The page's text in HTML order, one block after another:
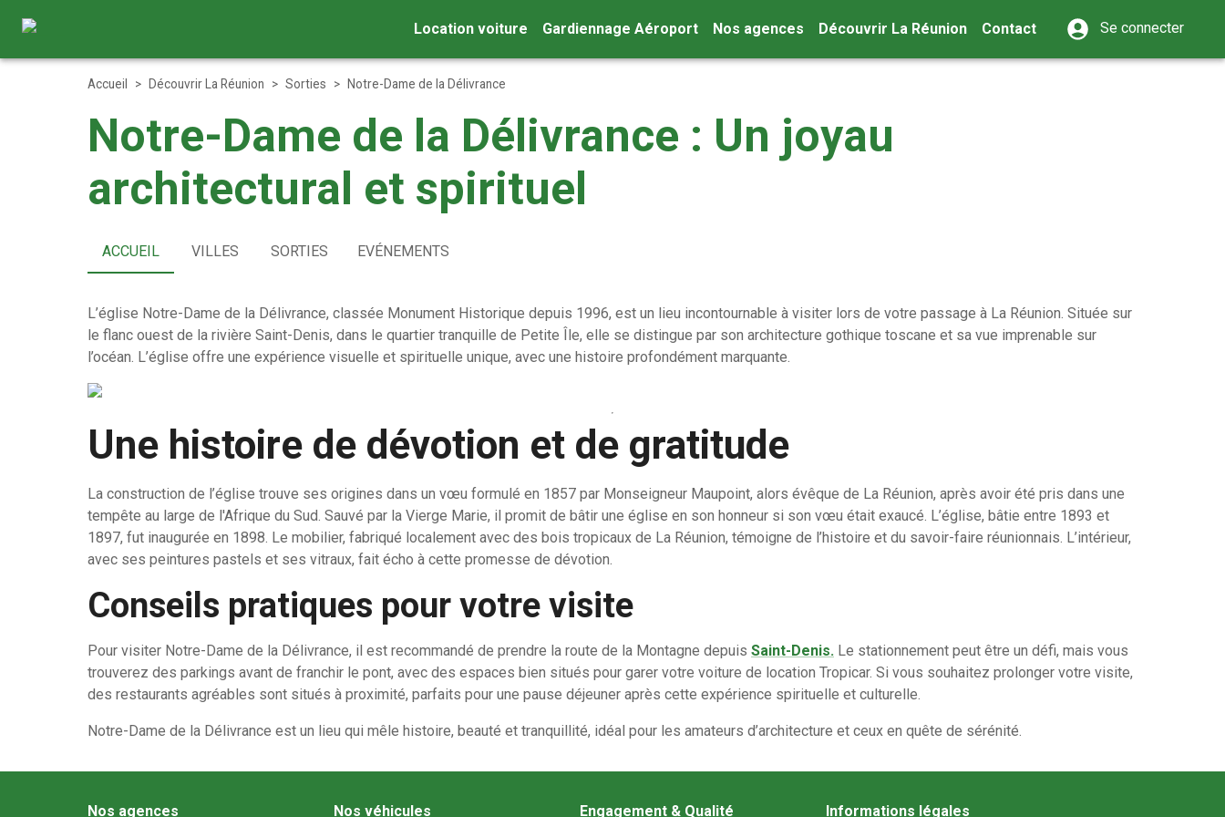
Location voiture Gardiennage Aéroport Nos agences Découvrir La Réunion Contact Se connecter
Accueil > Découvrir La Réunion > Sorties > Notre-Dame de la Délivrance
Notre-Dame de la Délivrance : Un joyau
architectural et spirituel
ACCUEIL VILLES SORTIES EVÉNEMENTS
L’église Notre-Dame de la Délivrance, classée Monument Historique depuis 1996, est un lieu incontournable à visiter lors de votre passage à La Réunion. Située sur
le flanc ouest de la rivière Saint-Denis, dans le quartier tranquille de Petite Île, elle se distingue par son architecture gothique toscane et sa vue imprenable sur
l’océan. L’église offre une expérience visuelle et spirituelle unique, avec une histoire profondément marquante.
Une histoire de dévotion et de gratitude
La construction de l’église trouve ses origines dans un vœu formulé en 1857 par Monseigneur Maupoint, alors évêque de La Réunion, après avoir été pris dans une
tempête au large de l'Afrique du Sud. Sauvé par la Vierge Marie, il promit de bâtir une église en son honneur si son vœu était exaucé. L’église, bâtie entre 1893 et
1897, fut inaugurée en 1898. Le mobilier, fabriqué localement avec des bois tropicaux de La Réunion, témoigne de l’histoire et du savoir-faire réunionnais. L’intérieur,
avec ses peintures pastels et ses vitraux, fait écho à cette promesse de dévotion.
Conseils pratiques pour votre visite
Pour visiter Notre-Dame de la Délivrance, il est recommandé de prendre la route de la Montagne depuis Saint-Denis. Le stationnement peut être un défi, mais vous
trouverez des parkings avant de franchir le pont, avec des espaces bien situés pour garer votre voiture de location Tropicar. Si vous souhaitez prolonger votre visite,
des restaurants agréables sont situés à proximité, parfaits pour une pause déjeuner après cette expérience spirituelle et culturelle.
Notre-Dame de la Délivrance est un lieu qui mêle histoire, beauté et tranquillité, idéal pour les amateurs d’architecture et ceux en quête de sérénité.
Nos agences Nos véhicules Engagement & Qualité Informations légales